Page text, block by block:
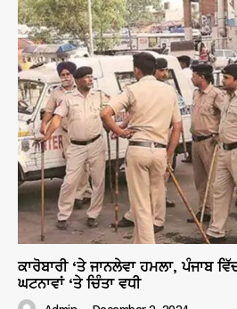
ਕਾਰੋਬਾਰੀ ‘ਤੇ ਜਾਨਲੇਵਾ ਹਮਲਾ, ਪੰਜਾਬ
ਘਟਨਾਵਾਂ ‘ਤੇ ਚਿੰਤਾ ਵਧੀ